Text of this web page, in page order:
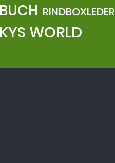
RINDBOXLEDER
WORLD